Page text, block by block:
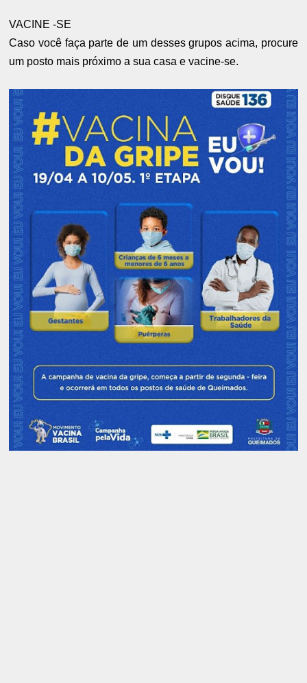
VACINE -SE
Caso você faça parte de um desses grupos acima, procure
um posto mais próximo a sua casa e vacine-se.